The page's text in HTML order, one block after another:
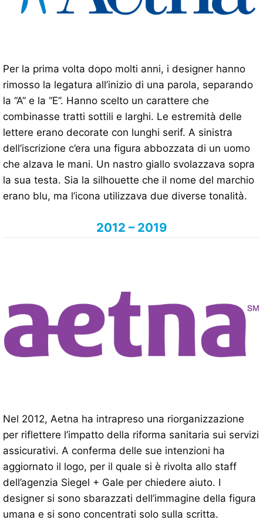
Per la prima volta dopo molti anni, i designer hanno
rimosso la legatura all’inizio di una parola, separando
la “A” e la “E”. Hanno scelto un carattere che
combinasse tratti sottili e larghi. Le estremità delle
lettere erano decorate con lunghi serif. A sinistra
dell’iscrizione c’era una figura abbozzata di un uomo
che alzava le mani. Un nastro giallo svolazzava sopra
la sua testa. Sia la silhouette che il nome del marchio
erano blu, ma l’icona utilizzava due diverse tonalità.
2012 – 2019
Nel 2012, Aetna ha intrapreso una riorganizzazione
per riflettere l’impatto della riforma sanitaria sui servizi
assicurativi. A conferma delle sue intenzioni ha
aggiornato il logo, per il quale si è rivolta allo staff
dell’agenzia Siegel + Gale per chiedere aiuto. I
designer si sono sbarazzati dell’immagine della figura
umana e si sono concentrati solo sulla scritta.